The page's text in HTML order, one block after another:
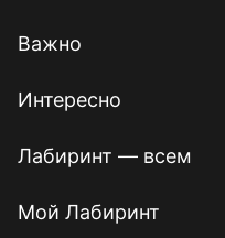
Важно
Интересно
Лабиринт — всем
Мой Лабиринт